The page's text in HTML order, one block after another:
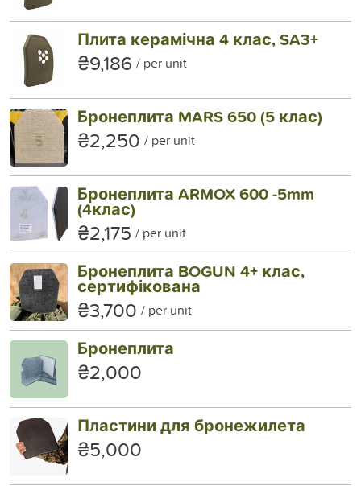
Плита керамічна 4 клас, SA3+
₴9,186 per unit
Бронеплита MARS 650 (5 клас)
₴2,250 per unit
Бронеплита ARMOX 600 -5mm
(4клас)
₴2,175 per unit
Бронеплита BOGUN 4+ клас,
сертифікована
₴3,700 per unit
Бронеплита
₴2,000
Пластини для бронежилета
₴5,000